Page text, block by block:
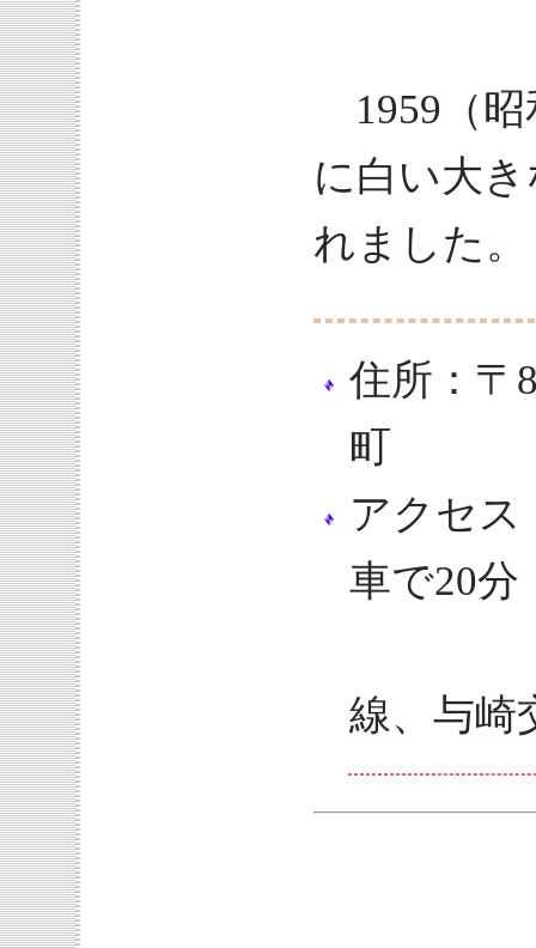
1959（昭
に白い大
れました。
住所：〒
町
アクセス
車で20分
線、与崎